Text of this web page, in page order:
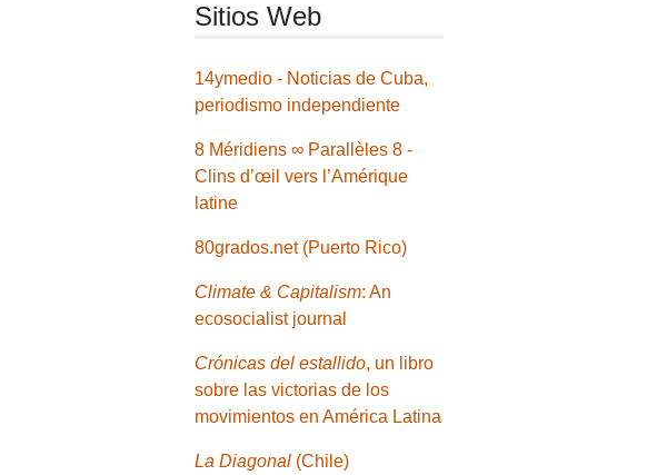
Sitios Web
14ymedio - Noticias de Cuba,
periodismo independiente
8 Méridiens ∞ Parallèles 8 -
Clins d’œil vers l’Amérique
latine
80grados.net (Puerto Rico)
Climate & Capitalism: An
ecosocialist journal
Crónicas del estallido, un libro
sobre las victorias de los
movimientos en América Latina
La Diagonal (Chile)